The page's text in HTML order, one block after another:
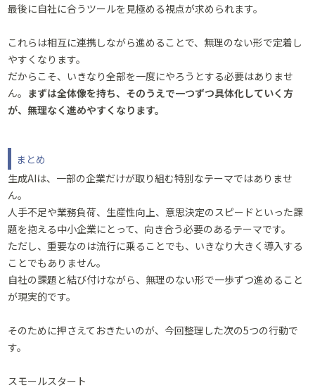
最後に自社に合うツールを見極める視点が求められます。
これらは相互に連携しながら進めることで、無理のない形で定着し
やすくなります。
だからこそ、いきなり全部を一度にやろうとする必要はありませ
ん。 まずは全体像を持ち、そのうえで一つずつ具体化していく方
が、無理なく進めやすくなります。
まとめ
生成AIは、一部の企業だけが取り組む特別なテーマではありませ
ん。
人手不足や業務負荷、生産性向上、意思決定のスピードといった課
題を抱える中小企業にとって、向き合う必要のあるテーマです。
ただし、重要なのは流行に乗ることでも、いきなり大きく導入する
ことでもありません。
自社の課題と結び付けながら、無理のない形で一歩ずつ進めること
が現実的です。
そのために押さえておきたいのが、今回整理した次の5つの行動で
す。
スモールスタート